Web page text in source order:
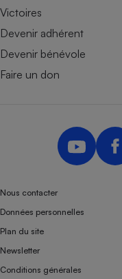
Victoires
Devenir adhérent
Devenir bénévole
Faire un don
Nous contacter
Données personnelles
Plan du site
Newsletter
Conditions générales